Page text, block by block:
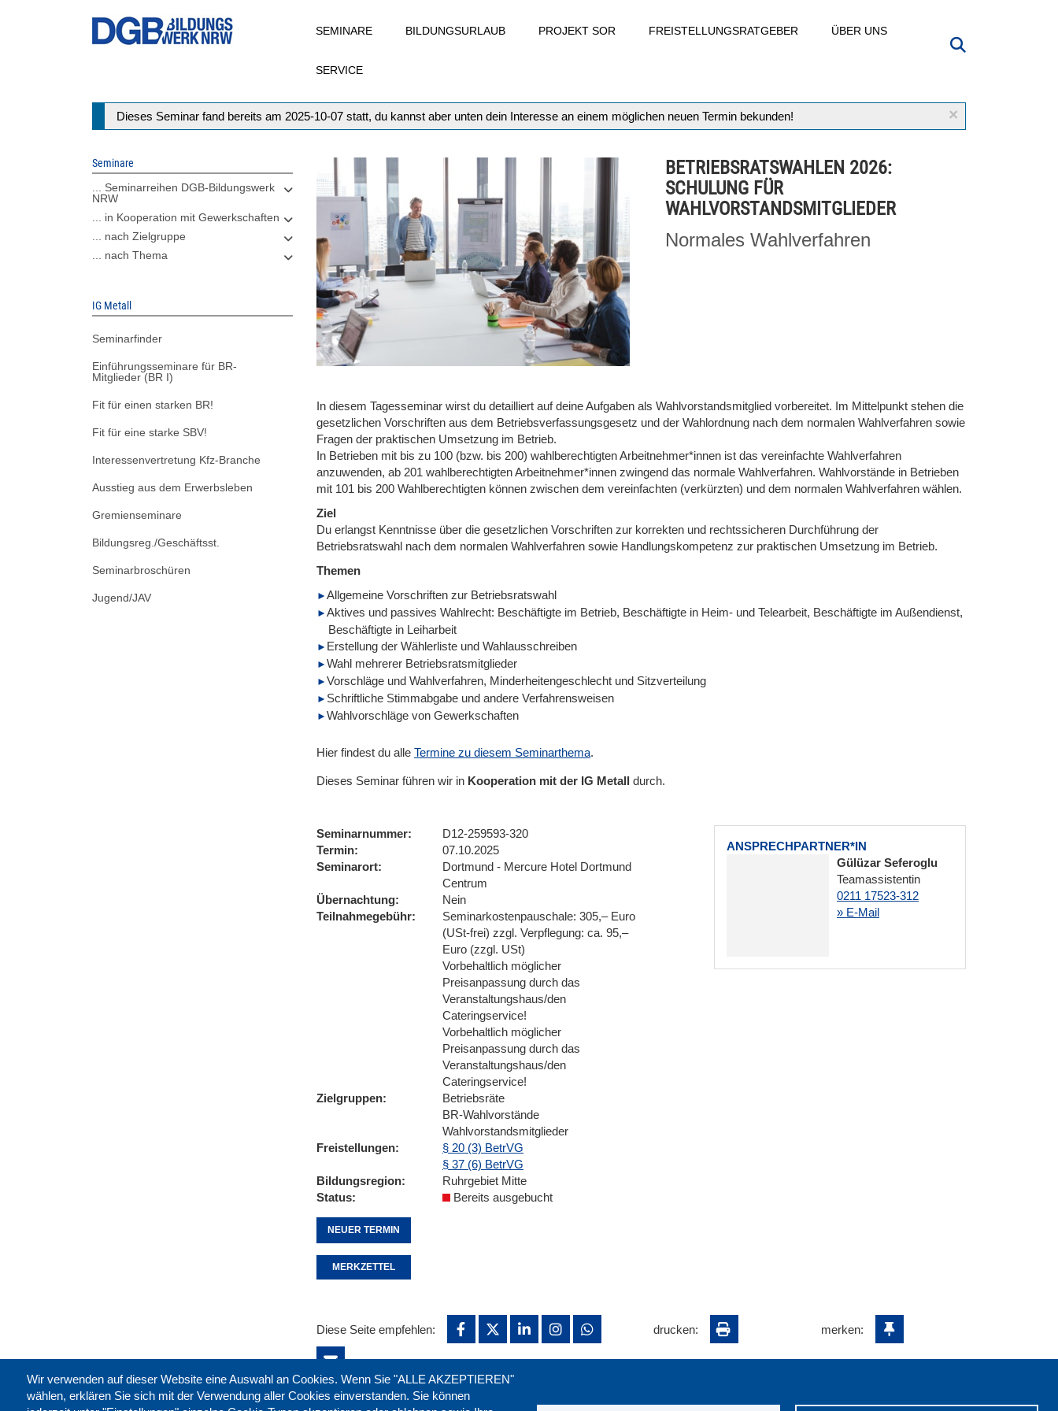
SEMINARE BILDUNGSURLAUB PROJEKT SOR FREISTELLUNGSRATGEBER ÜBER UNS
SERVICE
×
Statusmeldung
Dieses Seminar fand bereits am 2025-10-07 statt, du kannst aber unten dein Interesse an einem möglichen neuen Termin bekunden!
Seminare
... Seminarreihen DGB-Bildungswerk
NRW
... in Kooperation mit Gewerkschaften
... nach Zielgruppe
... nach Thema
IG Metall
Seminarfinder
Einführungsseminare für BR-
Mitglieder (BR I)
Fit für einen starken BR!
Fit für eine starke SBV!
Interessenvertretung Kfz-Branche
Ausstieg aus dem Erwerbsleben
Gremienseminare
Bildungsreg./Geschäftsst.
Seminarbroschüren
Jugend/JAV
BETRIEBSRATSWAHLEN 2026:
SCHULUNG FÜR
WAHLVORSTANDSMITGLIEDER
Normales Wahlverfahren
In diesem Tagesseminar wirst du detailliert auf deine Aufgaben als Wahlvorstandsmitglied vorbereitet. Im Mittelpunkt stehen die
gesetzlichen Vorschriften aus dem Betriebsverfassungsgesetz und der Wahlordnung nach dem normalen Wahlverfahren sowie
Fragen der praktischen Umsetzung im Betrieb.
In Betrieben mit bis zu 100 (bzw. bis 200) wahlberechtigten Arbeitnehmer*innen ist das vereinfachte Wahlverfahren
anzuwenden, ab 201 wahlberechtigten Arbeitnehmer*innen zwingend das normale Wahlverfahren. Wahlvorstände in Betrieben
mit 101 bis 200 Wahlberechtigten können zwischen dem vereinfachten (verkürzten) und dem normalen Wahlverfahren wählen.
Ziel
Du erlangst Kenntnisse über die gesetzlichen Vorschriften zur korrekten und rechtssicheren Durchführung der
Betriebsratswahl nach dem normalen Wahlverfahren sowie Handlungskompetenz zur praktischen Umsetzung im Betrieb.
Themen
Allgemeine Vorschriften zur Betriebsratswahl
Aktives und passives Wahlrecht: Beschäftigte im Betrieb, Beschäftigte in Heim- und Telearbeit, Beschäftigte im Außendienst,
Beschäftigte in Leiharbeit
Erstellung der Wählerliste und Wahlausschreiben
Wahl mehrerer Betriebsratsmitglieder
Vorschläge und Wahlverfahren, Minderheitengeschlecht und Sitzverteilung
Schriftliche Stimmabgabe und andere Verfahrensweisen
Wahlvorschläge von Gewerkschaften
Hier findest du alle Termine zu diesem Seminarthema.
Dieses Seminar führen wir in Kooperation mit der IG Metall durch.
ANSPRECHPARTNER*IN
Gülüzar Seferoglu
Teamassistentin
0211 17523-312
» E-Mail
Seminarnummer
D12-259593-320
Termin
07.10.2025
Seminarort
Dortmund - Mercure Hotel Dortmund
Centrum
Übernachtung
Nein
Teilnahmegebühr
Seminarkostenpauschale: 305,– Euro
(USt-frei) zzgl. Verpflegung: ca. 95,–
Euro (zzgl. USt)
Vorbehaltlich möglicher
Preisanpassung durch das
Veranstaltungshaus/den
Cateringservice!
Vorbehaltlich möglicher
Preisanpassung durch das
Veranstaltungshaus/den
Cateringservice!
Zielgruppen
Betriebsräte
BR-Wahlvorstände
Wahlvorstandsmitglieder
Freistellungen
§ 20 (3) BetrVG
§ 37 (6) BetrVG
Bildungsregion
Ruhrgebiet Mitte
Status
Bereits ausgebucht
NEUER TERMIN
MERKZETTEL
Wir verwenden auf dieser Website eine Auswahl an Cookies. Wenn Sie "ALLE AKZEPTIEREN"
wählen, erklären Sie sich mit der Verwendung aller Cookies einverstanden. Sie können
Diese Seite empfehlen: drucken: merken: